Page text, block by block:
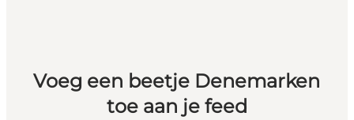
Voeg een beetje Denemarken
toe aan je feed